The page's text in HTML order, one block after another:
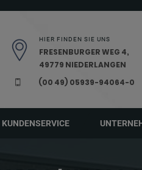
HIER FINDEN SIE UNS
FRESENBURGER WEG 4,
49779 NIEDERLANGEN
(00 49) 05939-94064-0
KUNDENSERVICE